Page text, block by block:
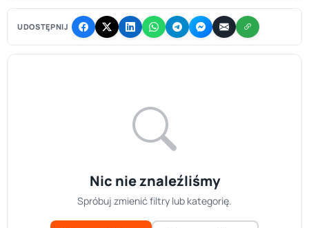
UDOSTĘPNIJ
Nic nie znaleźliśmy
Spróbuj zmienić filtry lub kategorię.